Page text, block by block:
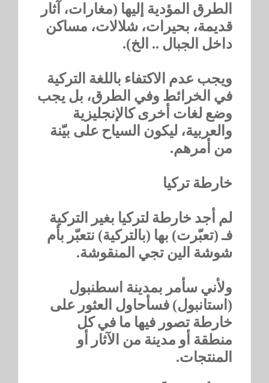
الطرق المؤدية إليها (مغارات، آثار
قديمة، بحيرات، شلالات، مساكن
داخل الجبال .. الخ).
ويجب عدم الاكتفاء باللغة التركية
في الخرائط وفي الطرق، بل يجب
وضع لغات أخرى كالإنجليزية
والعربية، ليكون السياح على بيّنة
من أمرهم.
خارطة تركيا
لم أجد خارطة لتركيا بغير التركية
فـ (تعبّرت) بها (بالتركية) نتعبّر بأم
شوشة الين تجي المنقوشة.
ولأني سأمر بمدينة اسطنبول
(استانبول) فسأحاول العثور على
خارطة تصور فيها ما في كل
منطقة أو مدينة من الآثار أو
المنتجات.